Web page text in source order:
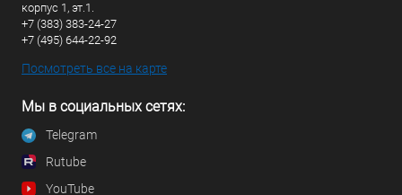
корпус 1, эт.1.
+7 (383) 383-24-27
+7 (495) 644-22-92
Посмотреть все на карте
Мы в социальных сетях:
Telegram
Rutube
YouTube